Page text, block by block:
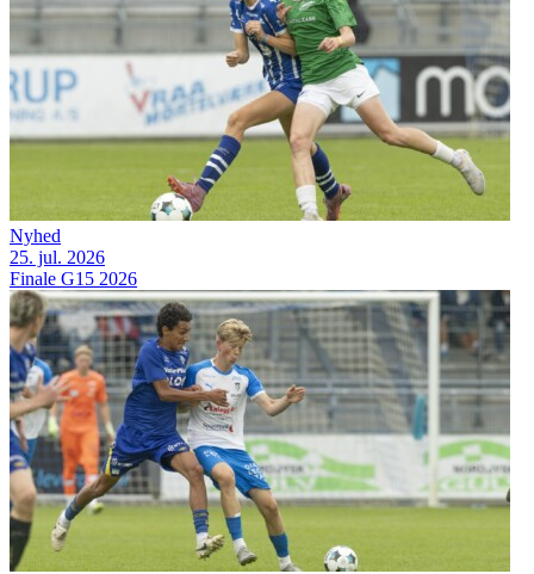
Nyhed
25. jul. 2026
Finale G15 2026